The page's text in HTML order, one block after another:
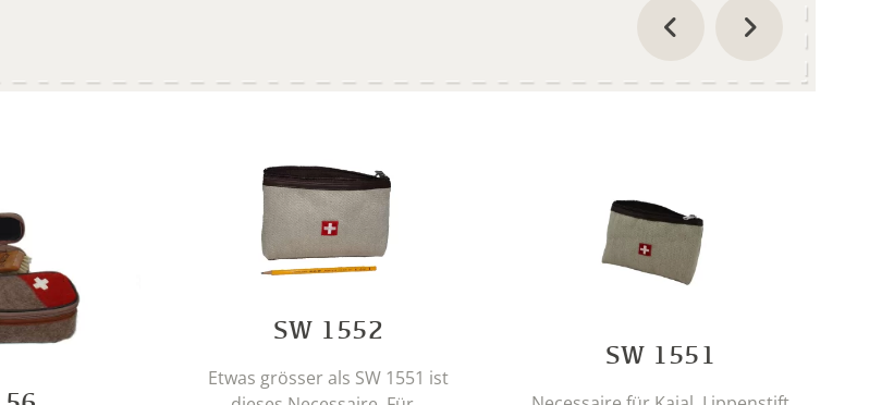
SW 1552
Etwas grösser als SW 1551 ist
SW 1551